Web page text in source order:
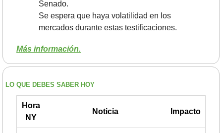
Senado.
Se espera que haya volatilidad en los
mercados durante estas testificaciones.
Más información.
LO QUE DEBES SABER HOY
Hora
NY
Noticia Impacto